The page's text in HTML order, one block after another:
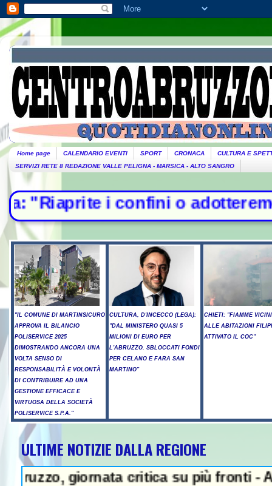
Home page CALENDARIO EVENTI SPORT CRONACA
CULTURA E
SERVIZI RETE 8 REDAZIONE VALLE PELIGNA - MARSICA - ALTO SANGRO
o adotteremo misure".
"IL COMUNE DI MARTINSICURO
APPROVA IL BILANCIO
POLISERVICE 2025
DIMOSTRANDO ANCORA UNA
VOLTA SENSO DI
RESPONSABILITÀ E VOLONTÀ
DI CONTRIBUIRE AD UNA
GESTIONE EFFICACE E
VIRTUOSA DELLA SOCIETÀ
POLISERVICE S.P.A."
CULTURA, D'INCECCO (LEGA):
"DAL MINISTERO QUASI 5
MILIONI DI EURO PER
L'ABRUZZO. SBLOCCATI FONDI
PER CELANO E FARA SAN
MARTINO"
CHIETI: "FIAMME
ALLE ABITAZIONI
ATTIVATO IL COC"
ULTIME NOTIZIE DALLA REGIONE
critica su più fronti - A14,